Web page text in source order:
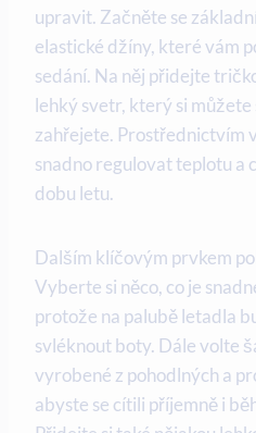
upravit. Začněte se
elastické džíny, které vám
sedání. Na něj přidejte
lehký svetr, který si můžete
zahřejete. Prostřednictvím
snadno regulovat teplotu a
dobu letu.
Dalším klíčovým prvkem
Vyberte si něco, co je
protože na palubě letadla
svléknout boty. Dále volte
vyrobené z pohodlných a
abyste se cítili příjemně i